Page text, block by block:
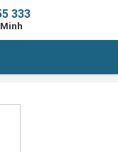
333